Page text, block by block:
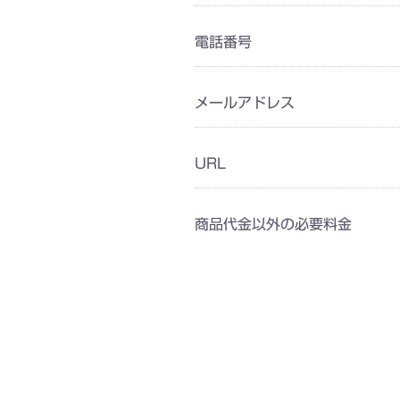
電話番号
メールアドレス
URL
商品代金以外の必要料金